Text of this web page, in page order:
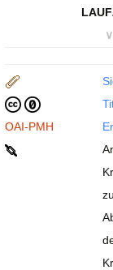
∨
OAI-PMH